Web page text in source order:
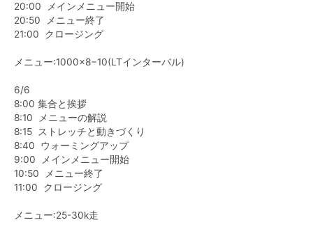
20:00 メインメニュー開始
20:50 メニュー終了
21:00 クロージング
メニュー:1000×8−10(LTインターバル)
6/6
8:00 集合と挨拶
8:10 メニューの解説
8:15 ストレッチと動きづくり
8:40 ウォーミングアップ
9:00 メインメニュー開始
10:50 メニュー終了
11:00 クロージング
メニュー:25-30k走